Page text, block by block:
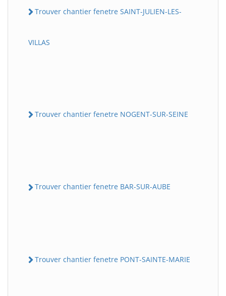
Trouver chantier fenetre SAINT-JULIEN-LES-
VILLAS
Trouver chantier fenetre NOGENT-SUR-SEINE
Trouver chantier fenetre BAR-SUR-AUBE
Trouver chantier fenetre PONT-SAINTE-MARIE